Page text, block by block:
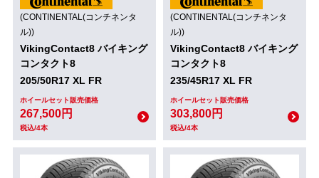
(CONTINENTAL(コンチネンタ
ル))
VikingContact8 バイキング
コンタクト8
205/50R17 XL FR
ホイールセット販売価格
267,500円
税込/4本
(CONTINENTAL(コンチネンタ
ル))
VikingContact8 バイキング
コンタクト8
235/45R17 XL FR
ホイールセット販売価格
303,800円
税込/4本